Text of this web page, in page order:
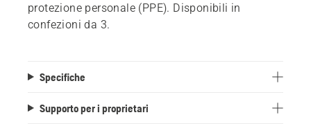
protezione personale (PPE). Disponibili in
confezioni da 3.
Specifiche
Supporto per i proprietari